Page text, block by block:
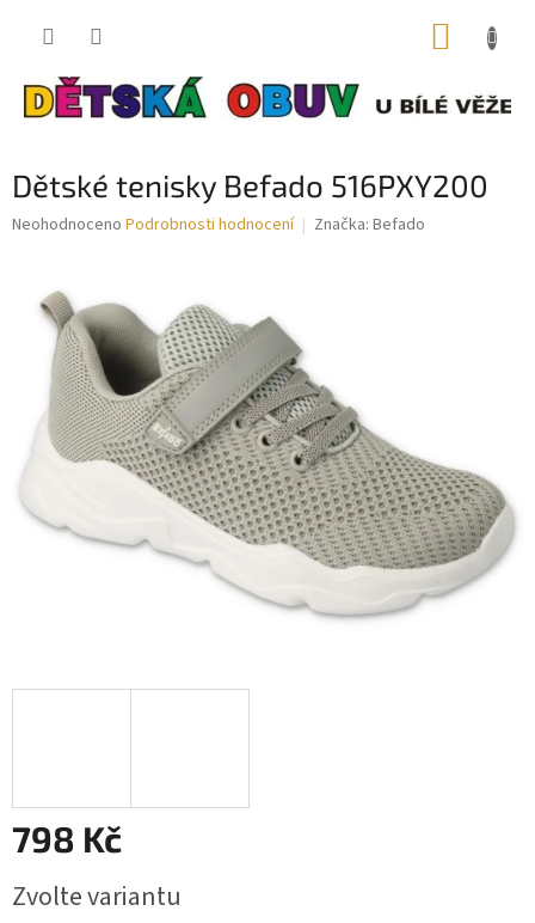
Dětské tenisky Befado 516PXY200
Průměrné
hvězdiček.
Neohodnoceno Podrobnosti hodnocení Značka: Befado
798 Kč
cena:
Zvolte variantu